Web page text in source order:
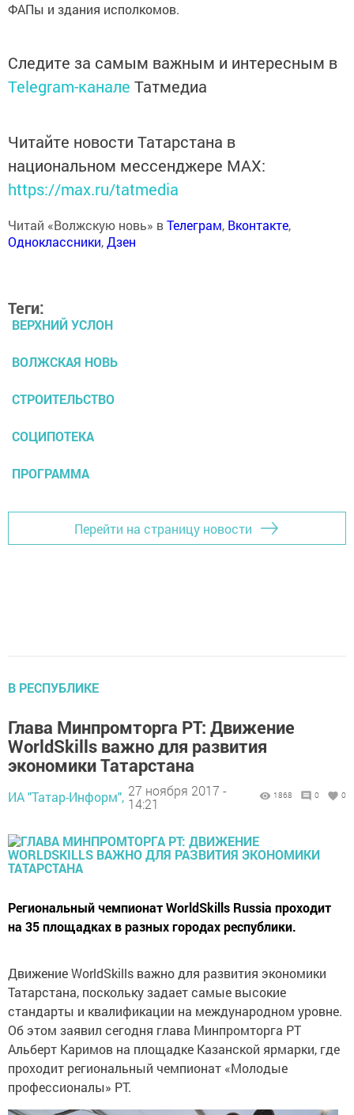
ФАПы и здания исполкомов.
Следите за самым важным и интересным в
Telegram-канале Татмедиа
Читайте новости Татарстана в
национальном мессенджере MАХ:
https://max.ru/tatmedia
Читай «Волжскую новь» вТелеграм, Вконтакте,
Одноклассники,Дзен
Теги:
ВЕРХНИЙ УСЛОН
ВОЛЖСКАЯ НОВЬ
СТРОИТЕЛЬСТВО
СОЦИПОТЕКА
ПРОГРАММА
Перейти на страницу новости
В РЕСПУБЛИКЕ
Глава Минпромторга РТ: Движение
WorldSkills важно для развития
экономики Татарстана
ИА "Татар-Информ", 27 ноября 2017 -
14:21
1868 0 0
Региональный чемпионат WorldSkills Russia проходит
на 35 площадках в разных городах республики.
Движение WorldSkills важно для развития экономики
Татарстана, поскольку задает самые высокие
стандарты и квалификации на международном уровне.
Об этом заявил сегодня глава Минпромторга РТ
Альберт Каримов на площадке Казанской ярмарки, где
проходит региональный чемпионат «Молодые
профессионалы» РТ.